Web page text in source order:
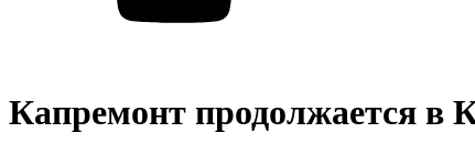
Капремонт продолжается в